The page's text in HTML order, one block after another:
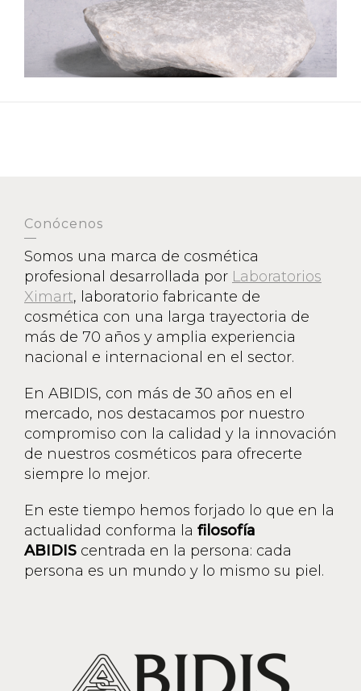
Conócenos
Somos una marca de cosmética
profesional desarrollada por Laboratorios
Ximart, laboratorio fabricante de
cosmética con una larga trayectoria de
más de 70 años y amplia experiencia
nacional e internacional en el sector.
En ABIDIS, con más de 30 años en el
mercado, nos destacamos por nuestro
compromiso con la calidad y la innovación
de nuestros cosméticos para ofrecerte
siempre lo mejor.
En este tiempo hemos forjado lo que en la
actualidad conforma la filosofía
ABIDIS centrada en la persona: cada
persona es un mundo y lo mismo su piel.